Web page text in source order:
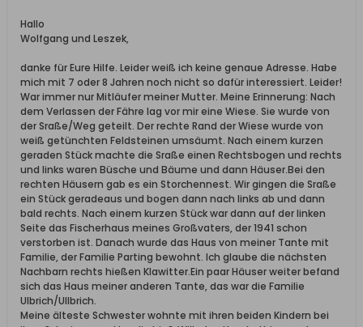
Hallo
Wolfgang und Leszek,
danke für Eure Hilfe. Leider weiß ich keine genaue Adresse. Habe
mich mit 7 oder 8 Jahren noch nicht so dafür interessiert. Leider!
War immer nur Mitläufer meiner Mutter. Meine Erinnerung: Nach
dem Verlassen der Fähre lag vor mir eine Wiese. Sie wurde von
der Sraße/Weg geteilt. Der rechte Rand der Wiese wurde von
weiß getünchten Feldsteinen umsäumt. Nach einem kurzen
geraden Stück machte die Sraße einen Rechtsbogen und rechts
und links waren Büsche und Bäume und dann Häuser.Bei den
rechten Häusern gab es ein Storchennest. Wir gingen die Sraße
ein Stück geradeaus und bogen dann nach links ab und dann
bald rechts. Nach einem kurzen Stück war dann auf der linken
Seite das Fischerhaus meines Großvaters, der 1941 schon
verstorben ist. Danach wurde das Haus von meiner Tante mit
Familie, der Familie Parting bewohnt. Ich glaube die nächsten
Nachbarn rechts hießen Klawitter.Ein paar Häuser weiter befand
sich das Haus meiner anderen Tante, das war die Familie
Ulbrich/Ullbrich.
Meine älteste Schwester wohnte mit ihren beiden Kindern bei